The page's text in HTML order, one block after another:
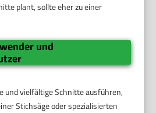
plant, sollte eher zu einer
und
und vielfältige Schnitte ausführen,
Stichsäge oder spezialisierten